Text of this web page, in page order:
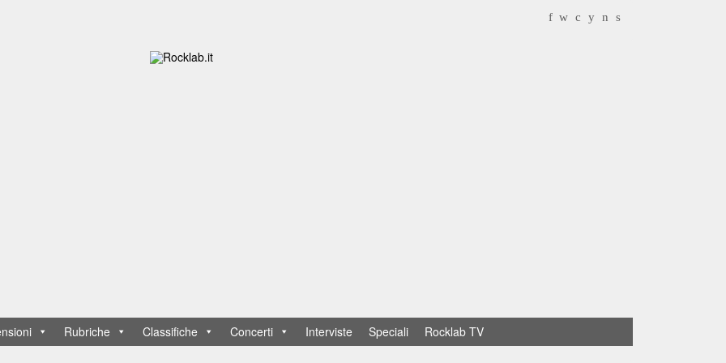
f w c y n s
Rubriche Classifiche Concerti Interviste Speciali Rocklab TV